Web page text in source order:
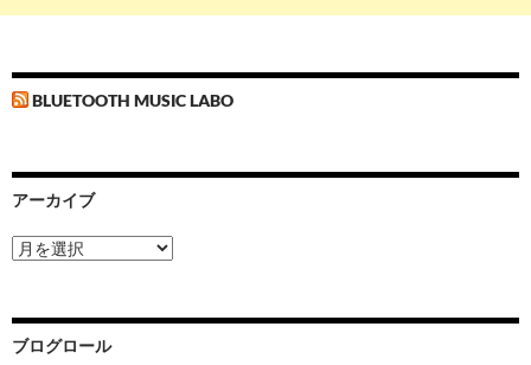
BLUETOOTH MUSIC LABO
アーカイブ
ア
ー
ブ
ブログロール